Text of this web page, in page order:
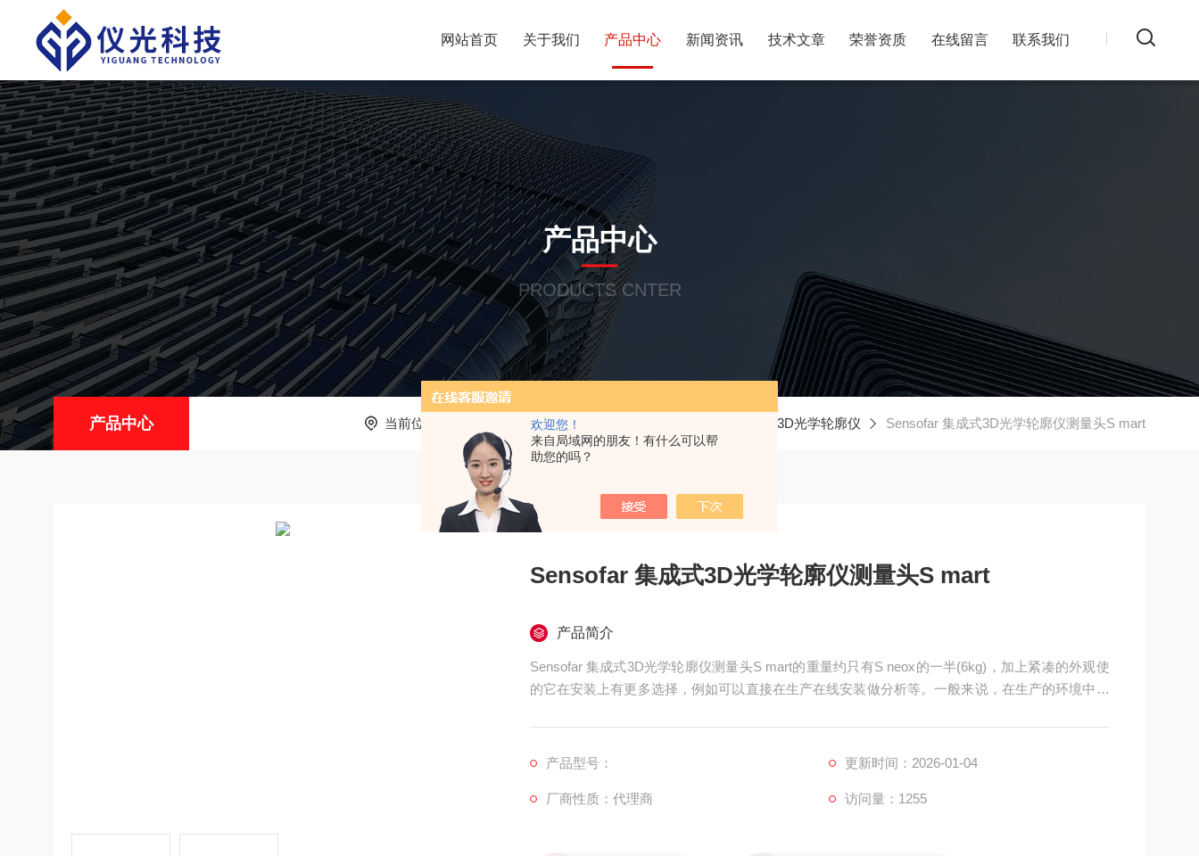
欢迎您！
来自局域网的朋友！有什么可以帮
助您的吗？
网站首页 关于我们 产品中心 新闻资讯 技术文章 荣誉资质 在线留言 联系我们
产品中心
PRODUCTS CNTER
产品中心 当前位置： 产品中心 SENSOFAR 3D光学轮廓仪 Sensofar 集成式3D光学轮廓仪测量头S mart
Sensofar 集成式3D光学轮廓仪测量头S mart
产品简介
Sensofar 集成式3D光学轮廓仪测量头S mart的重量约只有S neox的一半(6kg)，加上紧凑的外观使
的它在安装上有更多选择，例如可以直接在生产在线安装做分析等。一般来说，在生产的环境中通
产品型号：
更新时间：2026-01-04
厂商性质：代理商 访问量：1255